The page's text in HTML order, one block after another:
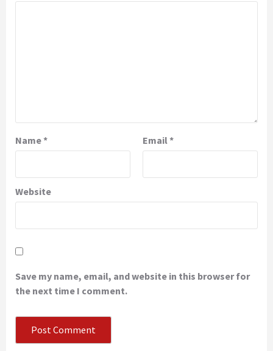
Name* Email *
Website
Save my name, email, and website in this browser for
the next time I comment.